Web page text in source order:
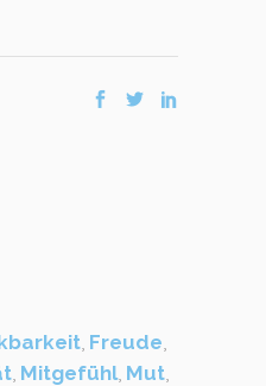
Freude
Mitgefühl, Mut